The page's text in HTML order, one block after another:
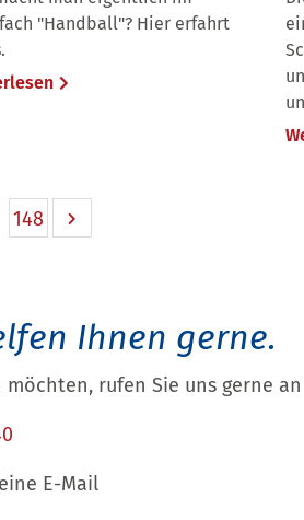
"Handball"? Hier erfahrt
148
Ihnen gerne.
rufen Sie uns gerne
E-Mail